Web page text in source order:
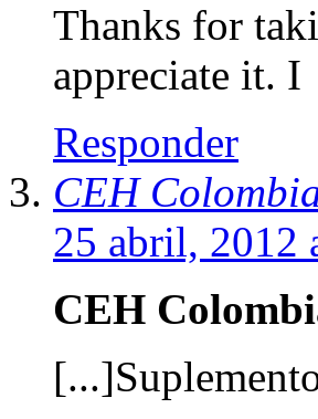
Thanks for
appreciate it. I
Responder
CEH
25 abril, 2012
CEH